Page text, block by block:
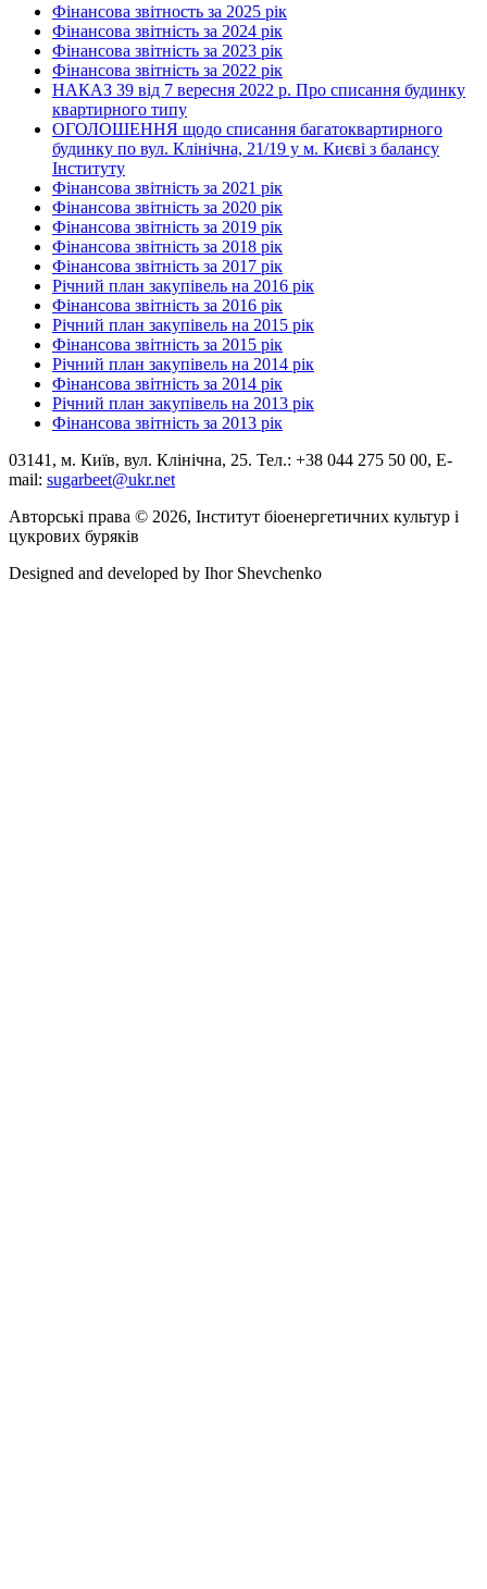
Фінансова звітность за 2025 рік
Фінансова звітність за 2024 рік
Фінансова звітність за 2023 рік
Фінансова звітність за 2022 рік
НАКАЗ 39 від 7 вересня 2022 р. Про списання будинку
квартирного типу
ОГОЛОШЕННЯ щодо списання багатоквартирного
будинку по вул. Клінічна, 21/19 у м. Києві з балансу
Інституту
Фінансова звітність за 2021 рік
Фінансова звітність за 2020 рік
Фінансова звітність за 2019 рік
Фінансова звітність за 2018 рік
Фінансова звітність за 2017 рік
Річний план закупівель на 2016 рік
Фінансова звітність за 2016 рік
Річний план закупівель на 2015 рік
Фінансова звітність за 2015 рік
Річний план закупівель на 2014 рік
Фінансова звітність за 2014 рік
Річний план закупівель на 2013 рік
Фінансова звітність за 2013 рік
03141, м. Київ, вул. Клінічна, 25. Тел.: +38 044 275 50 00, E-
mail: sugarbeet@ukr.net
Авторські права © 2026, Інститут біоенергетичних культур і
цукрових буряків
Designed and developed by Ihor Shevchenko